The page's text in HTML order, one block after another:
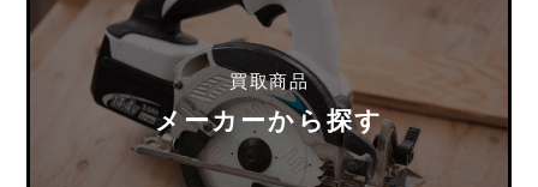
買取商品
メーカーから探す